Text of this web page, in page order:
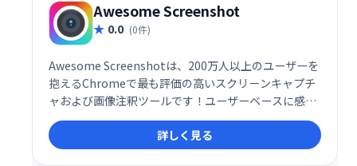
Awesome Screenshot
0.0 (0件)
Awesome Screenshotは、200万人以上のユーザーを
抱えるChromeで最も評価の高いスクリーンキャプチ
ャおよび画像注釈ツールです！ユーザーベースに感謝
する方法として、アプリ内購入は提供しなくなりまし
た。以前のプレミアム機能は完全に無料になりまし
た。
詳しく見る